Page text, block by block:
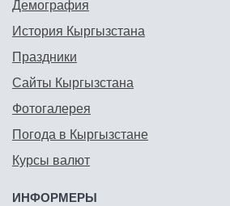
Демография
История Кыргызстана
Праздники
Сайты Кыргызстана
Фотогалерея
Погода в Кыргызстане
Курсы валют
ИНФОРМЕРЫ